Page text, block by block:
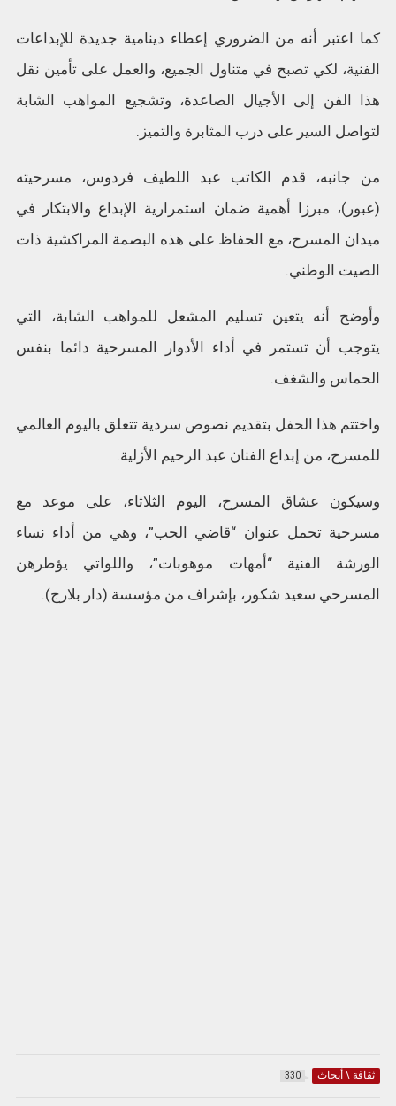
كما اعتبر أنه من الضروري إعطاء دينامية جديدة للإبداعات
الفنية، لكي تصبح في متناول الجميع، والعمل على تأمين نقل
هذا الفن إلى الأجيال الصاعدة، وتشجيع المواهب الشابة
لتواصل السير على درب المثابرة والتميز.
من جانبه، قدم الكاتب عبد اللطيف فردوس، مسرحيته
(عبور)، مبرزا أهمية ضمان استمرارية الإبداع والابتكار في
ميدان المسرح، مع الحفاظ على هذه البصمة المراكشية ذات
الصيت الوطني.
وأوضح أنه يتعين تسليم المشعل للمواهب الشابة، التي
يتوجب أن تستمر في أداء الأدوار المسرحية دائما بنفس
الحماس والشغف.
واختتم هذا الحفل بتقديم نصوص سردية تتعلق باليوم العالمي
للمسرح، من إبداع الفنان عبد الرحيم الأزلية.
وسيكون عشاق المسرح، اليوم الثلاثاء، على موعد مع
مسرحية تحمل عنوان “قاضي الحب”، وهي من أداء نساء
الورشة الفنية “أمهات موهوبات”، واللواتي يؤطرهن
المسرحي سعيد شكور، بإشراف من مؤسسة (دار بلارج).
ثقافة \ أبحاث 330